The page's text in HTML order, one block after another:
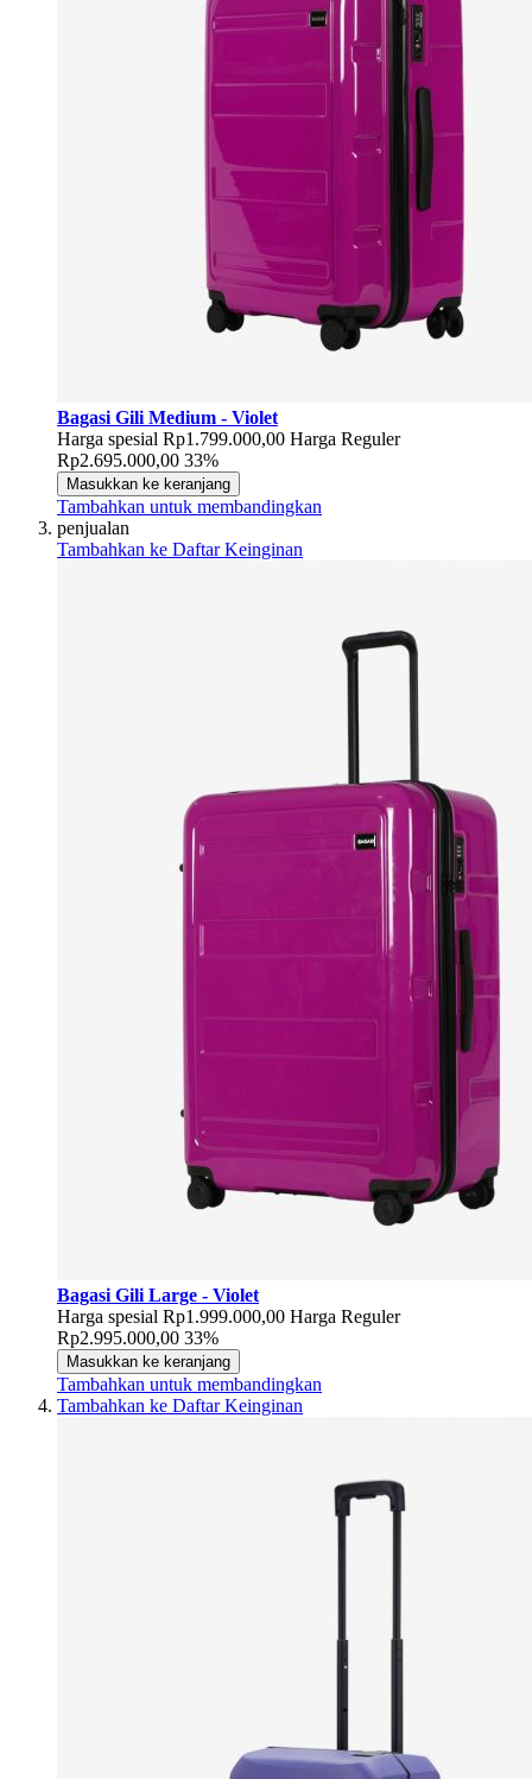
Bagasi Gili Medium - Violet
Harga spesial Rp1.799.000,00 Harga Reguler
Rp2.695.000,00 33%
Masukkan ke keranjang
Tambahkan untuk membandingkan
penjualan
Tambahkan ke Daftar Keinginan
Bagasi Gili Large - Violet
Harga spesial Rp1.999.000,00 Harga Reguler
Rp2.995.000,00 33%
Masukkan ke keranjang
Tambahkan untuk membandingkan
Tambahkan ke Daftar Keinginan